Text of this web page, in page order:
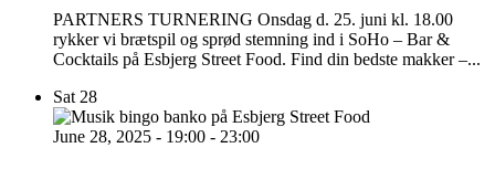
PARTNERS TURNERING Onsdag d. 25. juni kl. 18.00
rykker vi brætspil og sprød stemning ind i SoHo – Bar &
Cocktails på Esbjerg Street Food. Find din bedste makker –...
Sat28
June 28, 2025 - 19:00 - 23:00